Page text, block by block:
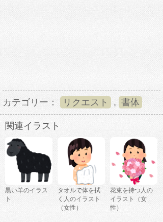
カテゴリー： リクエスト , 書体
関連イラスト
黒い羊のイラス
ト
タオルで体を拭
く人のイラスト
（女性）
花束を持つ人の
イラスト（女
性）